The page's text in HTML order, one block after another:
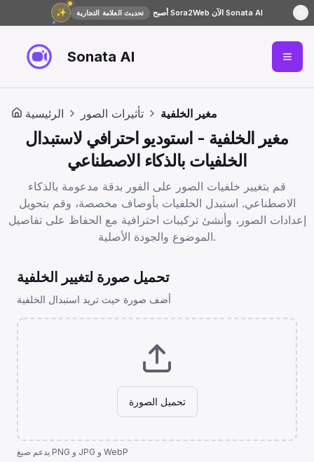
✨ تحديث العلامة التجارية أصبح Sora2Web الآن Sonata AI
Sonata AI
الرئيسية تأثيرات الصور مغير الخلفية
مغير الخلفية - استوديو احترافي لاستبدال
الخلفيات بالذكاء الاصطناعي
قم بتغيير خلفيات الصور على الفور بدقة مدعومة بالذكاء
الاصطناعي. استبدل الخلفيات بأوصاف مخصصة، وقم بتحويل
إعدادات الصور، وأنشئ تركيبات احترافية مع الحفاظ على تفاصيل
الموضوع والجودة الأصلية.
تحميل صورة لتغيير الخلفية
أضف صورة حيث تريد استبدال الخلفية
تحميل الصورة
يدعم صيغ PNG و JPG و WebP